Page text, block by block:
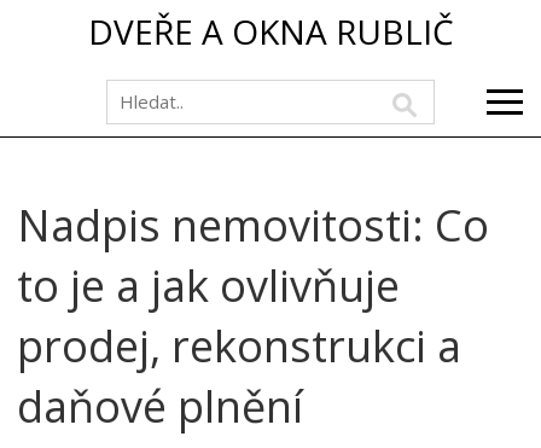
DVEŘE A OKNA RUBLIČ
Nadpis nemovitosti: Co
to je a jak ovlivňuje
prodej, rekonstrukci a
daňové plnění